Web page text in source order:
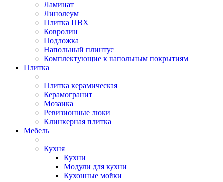
Ламинат
Линолеум
Плитка ПВХ
Ковролин
Подложка
Напольный плинтус
Комплектующие к напольным покрытиям
Плитка
Плитка керамическая
Керамогранит
Мозаика
Ревизионные люки
Клинкерная плитка
Мебель
Кухня
Кухни
Модули для кухни
Кухонные мойки